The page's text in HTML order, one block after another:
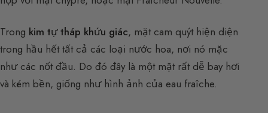
Trong kim tự tháp khứu giác, mặt cam quýt hiện diện
trong hầu hết tất cả các loại nước hoa, nơi nó mặc
như các nốt đầu. Do đó đây là một mặt rất dễ bay hơi
và kém bền, giống như hình ảnh của eau fraîche.